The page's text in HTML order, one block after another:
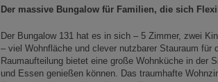
Der massive Bungalow für Familien, die sich
Der Bungalow 131 hat es in sich – 5 Zimmer, zwei
– viel Wohnfläche und clever nutzbarer Stauraum für
Raumaufteilung bietet eine große Wohnküche in der
und Essen genießen können. Das traumhafte